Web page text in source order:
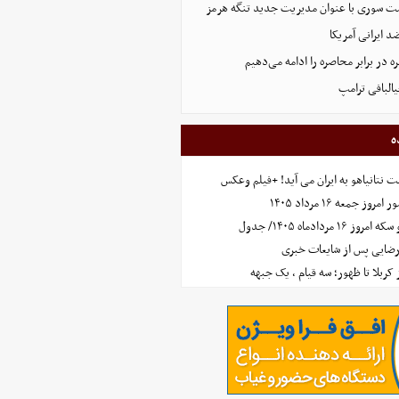
سوری با عنوان مدیریت جدید تنگه هرمز
آمریکا
در برابر محاصره را ادامه می‌دهیم
ترامپ
نتانیاهو به ایران می آید! +فیلم وعکس
۱۶ مرداد ۱۴۰۵
۱۴۰۵/ جدول
پس از شایعات خبری
کربلا تا ظهور؛ سه قیام ، یک جبهه